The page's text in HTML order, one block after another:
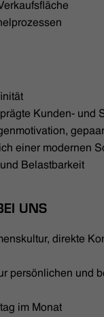
Kunden- und
einer modernen
Belastbarkeit
UNS
direkte
persönlichen und
im Monat